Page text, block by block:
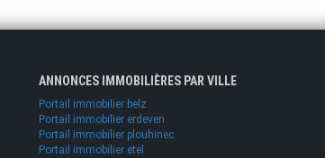
ANNONCES IMMOBILIÈRES PAR VILLE
Portail immobilier belz
Portail immobilier erdeven
Portail immobilier plouhinec
Portail immobilier etel